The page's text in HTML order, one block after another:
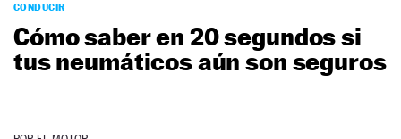
PODCAST
MOTOS
TECNOLOGÍA
CONDUCIR
Cómo saber en 20 segundos si
tus neumáticos aún son seguros